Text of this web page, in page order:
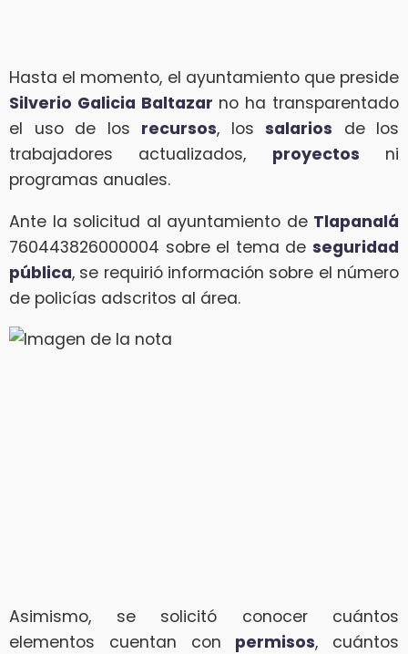
Hasta el momento, el ayuntamiento que preside
Silverio Galicia Baltazar no ha transparentado
el uso de los recursos, los salarios de los
trabajadores actualizados, proyectos ni
programas anuales.
Ante la solicitud al ayuntamiento de Tlapanalá
760443826000004 sobre el tema de seguridad
pública, se requirió información sobre el número
de policías adscritos al área.
Asimismo, se solicitó conocer cuántos
elementos cuentan con permisos, cuántos